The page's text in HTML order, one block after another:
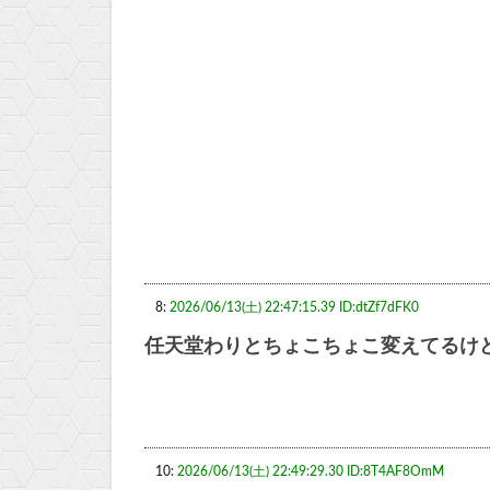
8: 2026/06/13(土) 22:47:15.39 ID:dtZf7dFK0
任天堂わりとちょこちょこ変えてるけ
10: 2026/06/13(土) 22:49:29.30 ID:8T4AF8OmM